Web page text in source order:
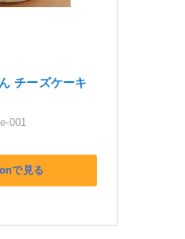
チーズケーキ
001
で見る